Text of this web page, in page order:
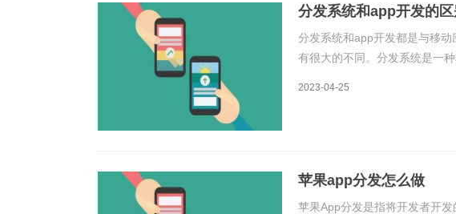
分发系统和app开发的区
分发系统和app开发都是与移
有很大的不同。分发系统是一
通常是由第三方开发商创建和
2023-04-25
苹果app分发怎么做
苹果App分发是指将开发者开